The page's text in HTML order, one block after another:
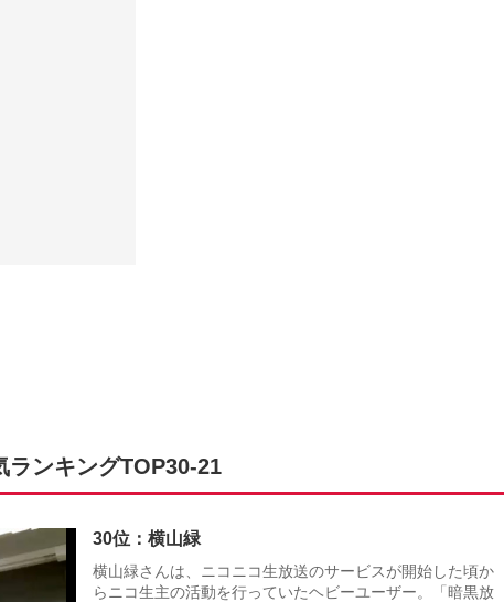
ランキングTOP30-21
30位：横山緑
横山緑さんは、ニコニコ生放送のサービスが開始した頃か
らニコ生主の活動を行っていたヘビーユーザー。「暗黒放